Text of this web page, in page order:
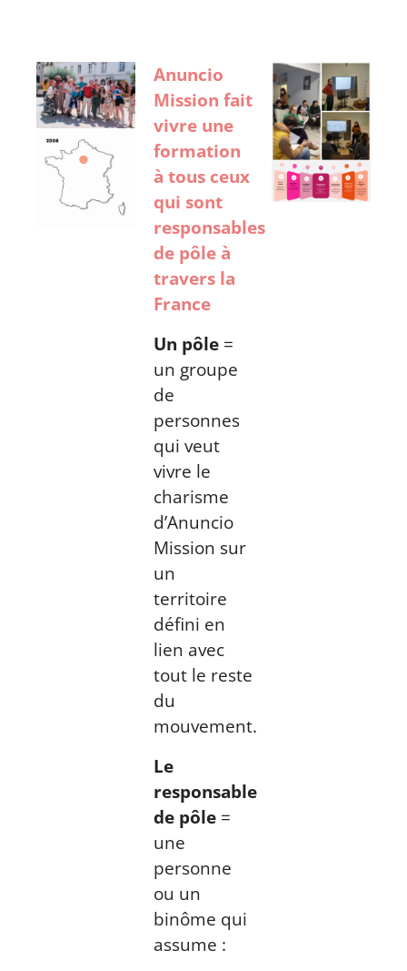
Anuncio
Mission fait
vivre une
formation
à tous ceux
qui sont
responsables
de pôle à
travers la
France
Un pôle =
un groupe
de
personnes
qui veut
vivre le
charisme
d’Anuncio
Mission sur
un
territoire
défini en
lien avec
tout le reste
du
mouvement.
Le
responsable
de pôle =
une
personne
ou un
binôme qui
assume :